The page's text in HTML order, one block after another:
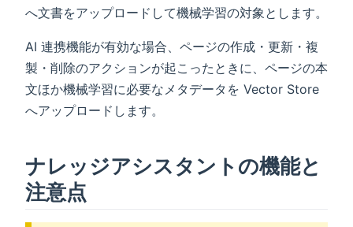
へ文書をアップロードして機械学習の対象とします。
AI 連携機能が有効な場合、ページの作成・更新・複
製・削除のアクションが起こったときに、ページの本
文ほか機械学習に必要なメタデータを Vector Store
へアップロードします。
ナレッジアシスタントの機能と
注意点